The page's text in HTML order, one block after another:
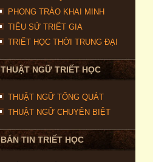
PHONG TRÀO KHAI MINH
TIỂU SỬ TRIẾT GIA
TRIẾT HỌC THỜI TRUNG ĐẠI
THUẬT NGỮ TRIẾT HỌC
THUẬT NGỮ TỔNG QUÁT
THUẬT NGỮ CHUYÊN BIỆT
BẢN TIN TRIẾT HỌC